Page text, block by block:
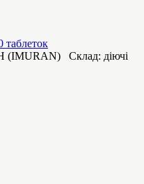
таблеток
(IMURAN) Склад: діючі